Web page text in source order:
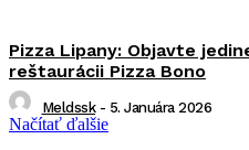
Pizza Lipany: Objavte
reštaurácii Pizza Bono
Meldssk - 5. Januára 2026
Načítať ďalšie